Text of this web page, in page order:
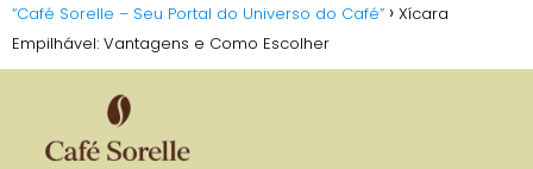
“Café Sorelle – Seu Portal do Universo do Café”
Xícara
Empilhável: Vantagens e Como Escolher